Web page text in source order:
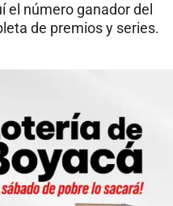
el número ganador del
de premios y series.